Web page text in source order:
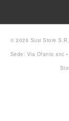
© 2026 Susi Store
Sede: Via Ofanto snc